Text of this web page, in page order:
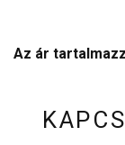
Az ár